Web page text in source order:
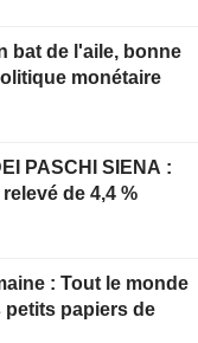
bat de l'aile, bonne
monétaire
PASCHI SIENA :
de 4,4 %
: Tout le monde
petits papiers de